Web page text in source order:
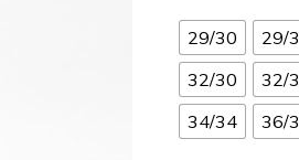
29/30 29/
32/30
32/
34/34
36/